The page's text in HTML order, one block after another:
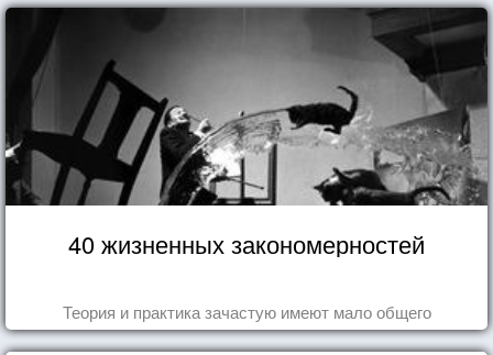
40 жизненных закономерностей
Теория и практика зачастую имеют мало общего